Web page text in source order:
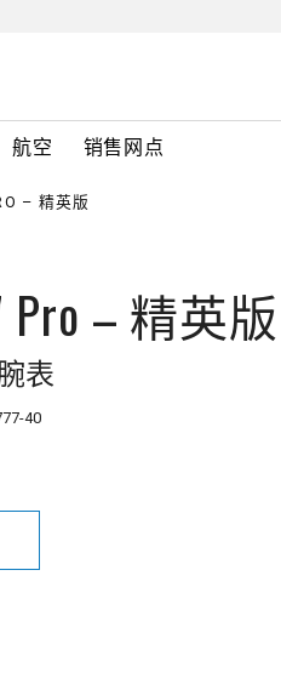
航空 销售网点
– 精英版
Pro – 精英版
表
40